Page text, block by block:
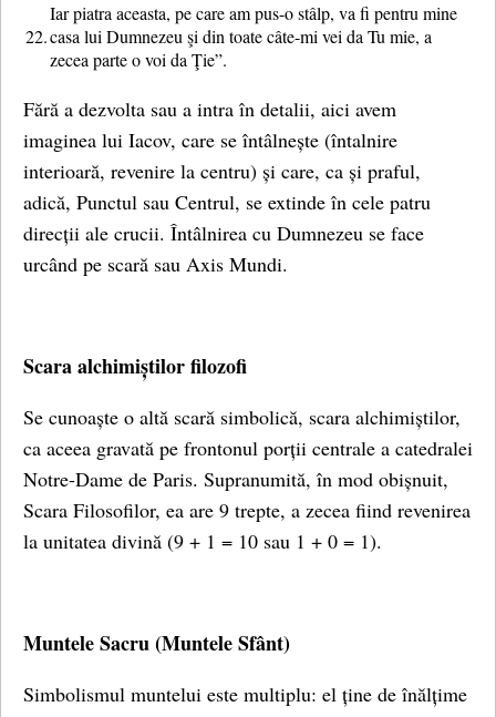
22.
Iar piatra aceasta, pe care am pus-o stâlp, va fi pentru mine
casa lui Dumnezeu şi din toate câte-mi vei da Tu mie, a
zecea parte o voi da Ţie”.
Fără a dezvolta sau a intra în detalii, aici avem
imaginea lui Iacov, care se întâlnește (întalnire
interioară, revenire la centru) și care, ca și praful,
adică, Punctul sau Centrul, se extinde în cele patru
direcții ale crucii. Întâlnirea cu Dumnezeu se face
urcând pe scară sau Axis Mundi.
Scara alchimiștilor filozofi
Se cunoaște o altă scară simbolică, scara alchimiștilor,
ca aceea gravată pe frontonul porții centrale a catedralei
Notre-Dame de Paris. Supranumită, în mod obișnuit,
Scara Filosofilor, ea are 9 trepte, a zecea fiind revenirea
la unitatea divină (9 + 1 = 10 sau 1 + 0 = 1).
Muntele Sacru (Muntele Sfânt)
Simbolismul muntelui este multiplu: el ține de înălțime